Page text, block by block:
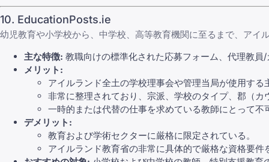
10. EducationPosts.ie
幼児教育や小学校から、中学校、高等教育機関に至るまで、ア
主な特徴: 教職向けの標準化された応募フォーム、代理教
メリット:
アイルランド全土の学校理事会や管理当局が使用する
非常に整理されており、宗派、学校のタイプ、郡（
一時的または代替の仕事を求めている教師にとって
デメリット:
教育および学術セクターに厳格に限定されている。
アイルランド教育省の非常に具体的で厳格な資格要件